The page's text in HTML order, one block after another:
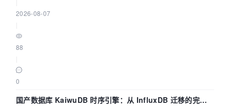
2026-08-07
88
0
国产数据库 KaiwuDB 时序引擎：从 InfluxDB 迁移的完整